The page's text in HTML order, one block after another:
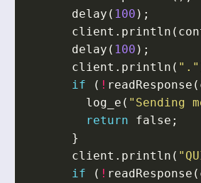
delay ( 100 );
client . println (
delay ( 100 );
client . println ( "."
if
( ! readResponse (
log_e ( "Sending
return
false ;
}
client . println (
if
( ! readResponse (